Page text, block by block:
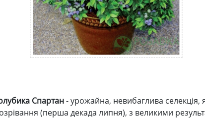
Спартан- урожайна, невибаглива
(перша декада липня), з великими